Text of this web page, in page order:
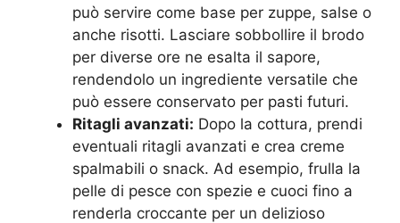
può servire come base per zuppe, salse o
anche risotti. Lasciare sobbollire il brodo
per diverse ore ne esalta il sapore,
rendendolo un ingrediente versatile che
può essere conservato per pasti futuri.
Ritagli avanzati: Dopo la cottura, prendi
eventuali ritagli avanzati e crea creme
spalmabili o snack. Ad esempio, frulla la
pelle di pesce con spezie e cuoci fino a
renderla croccante per un delizioso